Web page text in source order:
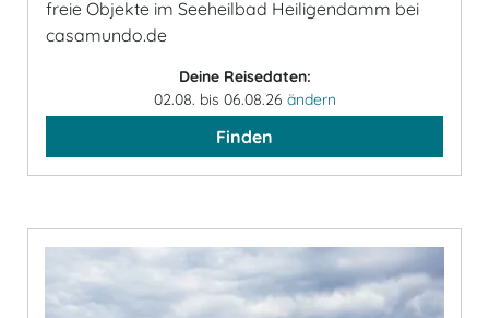
freie Objekte im Seeheilbad Heiligendamm bei
casamundo.de
Deine Reisedaten:
02.08. bis 06.08.26 ändern
Finden